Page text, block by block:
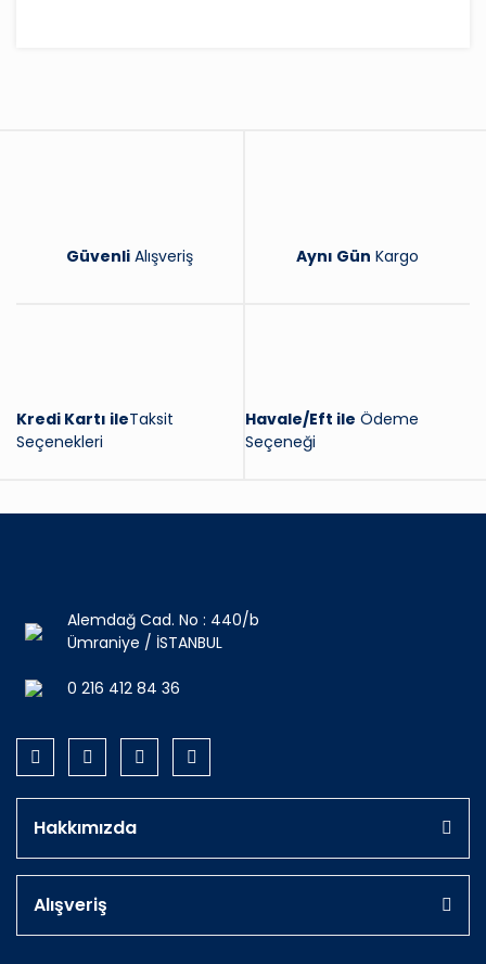
Güvenli Alışveriş Aynı Gün Kargo
Kredi Kartı ileTaksit
Seçenekleri
Havale/Eft ile Ödeme
Seçeneği
Alemdağ Cad. No : 440/b
Ümraniye / İSTANBUL
0 216 412 84 36
Hakkımızda
Alışveriş